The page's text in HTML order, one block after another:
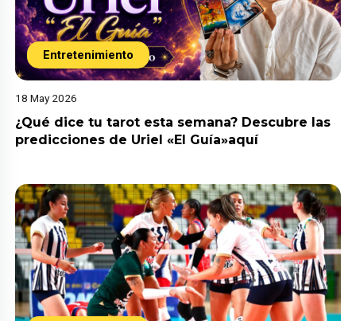
Entretenimiento
18 May 2026
¿Qué dice tu tarot esta semana? Descubre las
predicciones de Uriel «El Guía»aquí